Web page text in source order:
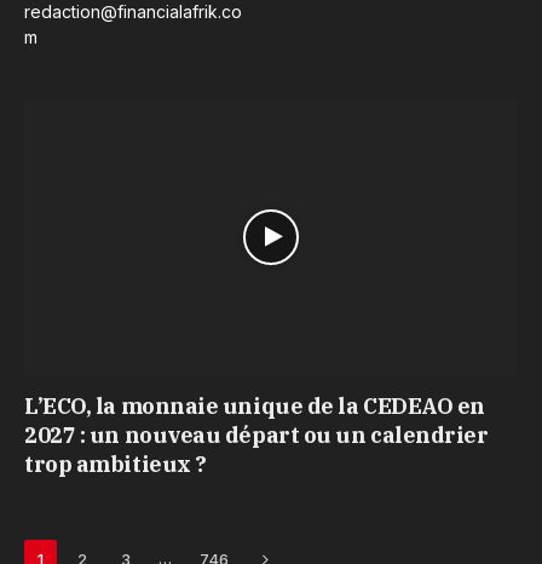
redaction@financialafrik.co
m
L’ECO, la monnaie unique de la CEDEAO en
2027 : un nouveau départ ou un calendrier
trop ambitieux ?
1 2 3 … 746 Next